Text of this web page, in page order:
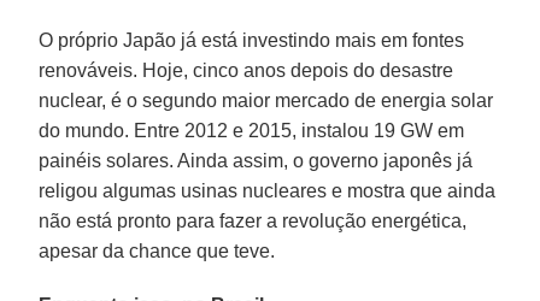
O próprio Japão já está investindo mais em fontes
renováveis. Hoje, cinco anos depois do desastre
nuclear, é o segundo maior mercado de energia solar
do mundo. Entre 2012 e 2015, instalou 19 GW em
painéis solares. Ainda assim, o governo japonês já
religou algumas usinas nucleares e mostra que ainda
não está pronto para fazer a revolução energética,
apesar da chance que teve.